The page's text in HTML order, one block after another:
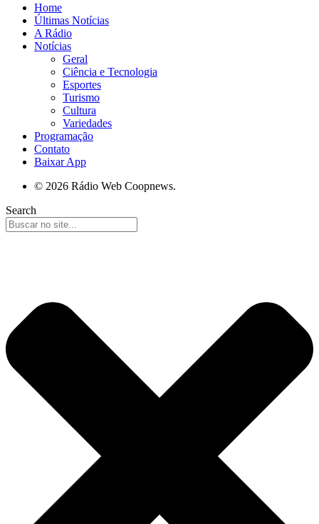
Home
Últimas Notícias
A Rádio
Notícias
Geral
Ciência e Tecnologia
Esportes
Turismo
Cultura
Variedades
Programação
Contato
Baixar App
© 2026 Rádio Web Coopnews.
Search